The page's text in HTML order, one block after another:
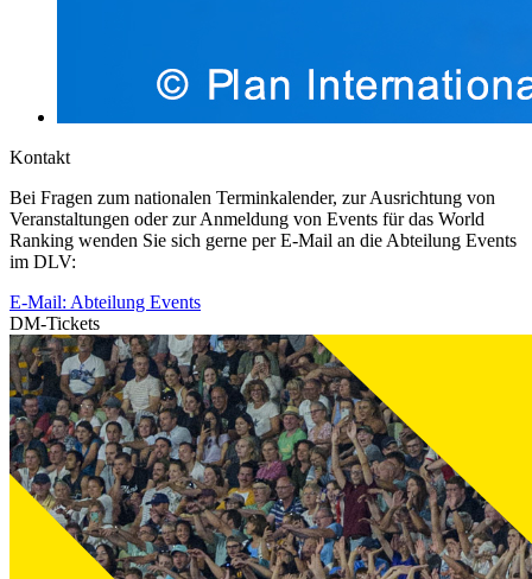
Kontakt
Bei Fragen zum nationalen Terminkalender, zur Ausrichtung von
Veranstaltungen oder zur Anmeldung von Events für das World
Ranking wenden Sie sich gerne per E-Mail an die Abteilung Events
im DLV:
E-Mail: Abteilung Events
DM-Tickets